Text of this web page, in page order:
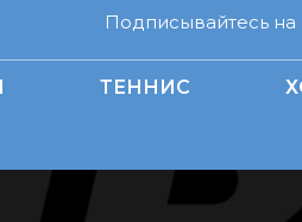
Подписывайтесь на
ТЕННИС